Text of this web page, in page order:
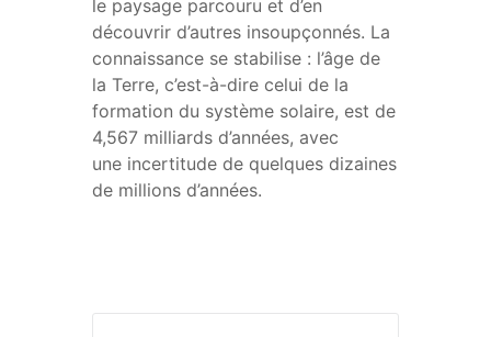
le paysage parcouru et d’en
découvrir d’autres insoupçonnés. La
connaissance se stabilise : l’âge de
la Terre, c’est-à-dire celui de la
formation du système solaire, est de
4,567 milliards d’années, avec
une incertitude de quelques dizaines
de millions d’années.